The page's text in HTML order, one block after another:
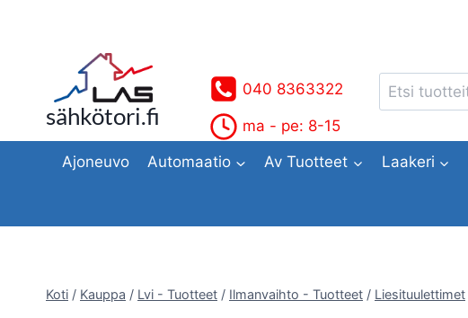
sähkötori.fi
040 8363322
ma - pe: 8-15
Etsi:
Ajoneuvo Automaatio Av Tuotteet Laakeri
Koti / Kauppa / Lvi - Tuotteet / Ilmanvaihto - Tuotteet / Liesituulettimet